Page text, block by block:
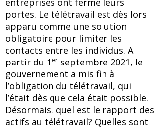
o
k
entreprises ont fermé leurs
portes. Le télétravail est dès lors
apparu comme une solution
obligatoire pour limiter les
contacts entre les individus. A
partir du 1er septembre 2021, le
gouvernement a mis fin à
l’obligation du télétravail, qui
l’était dès que cela était possible.
Désormais, quel est le rapport des
actifs au télétravail? Quelles sont